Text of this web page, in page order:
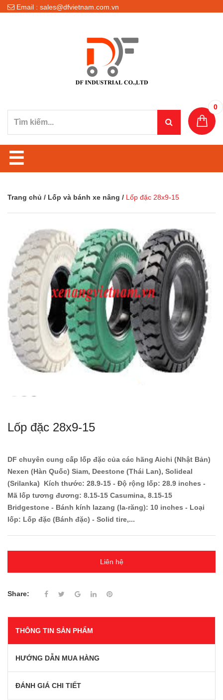
Email : sales@dfvietnam.com.vn
0
☰
Trang chủ / Lốp và bánh xe nâng / Lốp đặc 28x9-15
Lốp đặc 28x9-15
DF chuyên cung cấp lốp đặc của các hãng Aichi (Nhật Bản)
Nexen (Hàn Quốc) Siam, Deestone (Thái Lan), Solideal
(Srilanka) Kích thước: 28.9-15 - Độ rộng lốp: 28.9 inches -
Mã lốp tương đương: 8.15-15 Casumina, 8.15-15
Bridgestone - Bánh kính lazang (la-răng): 10 inches - Loại
lốp: Lốp đặc (Bánh đặc) - Solid tire,...
Liên hệ
Share:
THÔNG TIN SẢN PHẨM
HƯỚNG DẪN MUA HÀNG
ĐÁNH GIÁ CHI TIẾT